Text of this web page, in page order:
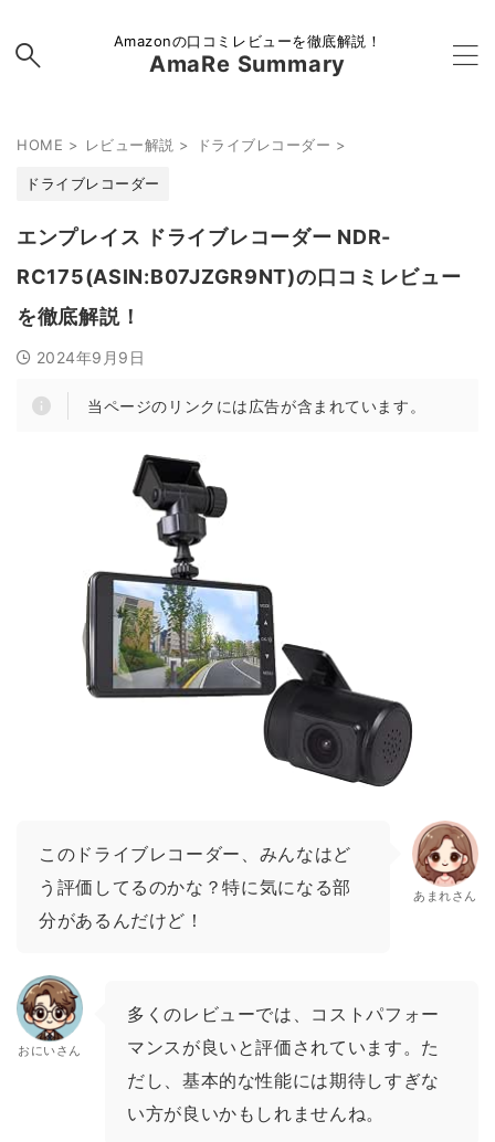
Amazonの口コミレビューを徹底解説！
AmaRe Summary
HOME > レビュー解説 > ドライブレコーダー >
ドライブレコーダー
エンプレイス ドライブレコーダー NDR-
RC175(ASIN:B07JZGR9NT)の口コミレビュー
を徹底解説！
2024年9月9日
当ページのリンクには広告が含まれています。
このドライブレコーダー、みんなはど
う評価してるのかな？特に気になる部
分があるんだけど！
あまれさん
おにいさん
多くのレビューでは、コストパフォー
マンスが良いと評価されています。た
だし、基本的な性能には期待しすぎな
い方が良いかもしれませんね。